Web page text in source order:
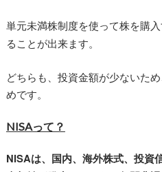
単元未満株制度を使って株を購入
ることが出来ます。
どちらも、投資金額が少ないた
めです。
NISAって？
NISAは、国内、海外株式、投資